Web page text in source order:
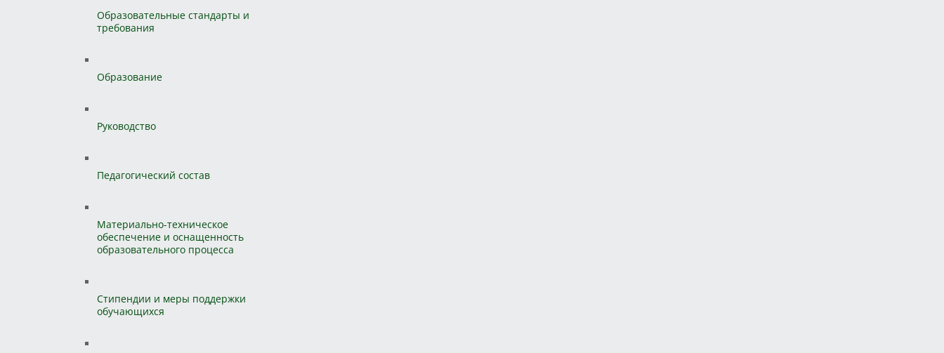
Образовательные стандарты и
требования
Образование
Руководство
Педагогический состав
Материально-техническое
обеспечение и оснащенность
образовательного процесса
Стипендии и меры поддержки
обучающихся